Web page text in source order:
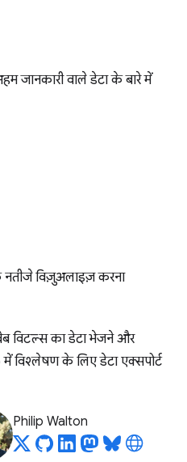
जानकारी वाले डेटा के बारे में
विज़ुअलाइज़ करना
विटल्स का डेटा भेजने और
विश्लेषण के लिए डेटा एक्सपोर्ट
Philip Walton